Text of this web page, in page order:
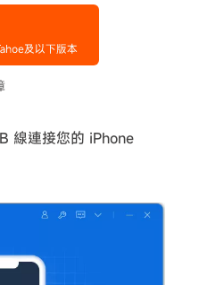
線連接您的 iPhone